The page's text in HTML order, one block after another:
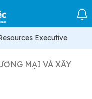
Executive
MẠI VÀ XÂY